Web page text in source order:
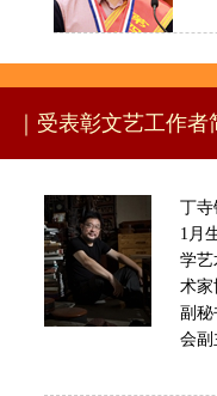
｜受表彰文艺工作者
丁寺
1月
学艺
术家
副
会副